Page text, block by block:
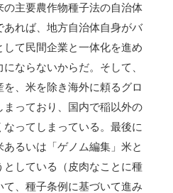
主要農作物種子法の自治体
れば、地方自治体自身がバ
て民間企業と一体化を進め
ならないからだ。そして、
、米を除き海外に頼るグロ
っており、国内で稲以外の
ってしまっている。最後に
るいは「ゲノム編集」米と
している（皮肉なことに種
、種子条例に基づいて進み